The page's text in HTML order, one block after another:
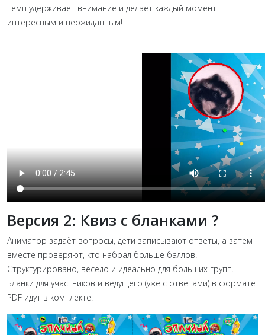
темп удерживает внимание и делает каждый момент
интересным и неожиданным!
Версия 2: Квиз с бланками ?
Аниматор задаёт вопросы, дети записывают ответы, а затем
вместе проверяют, кто набрал больше баллов!
Структурировано, весело и идеально для больших групп.
Бланки для участников и ведущего (уже с ответами) в формате
PDF идут в комплекте.